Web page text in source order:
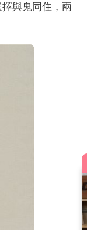
與鬼同住，兩